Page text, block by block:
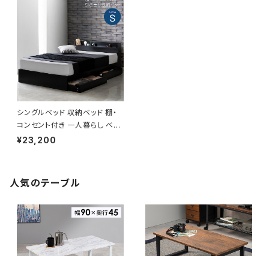
シングルベッド 収納ベッド 棚・
コンセント付き 一人暮らし ベッ
ド bed 8色展開 新生活 模様替
¥23,200
人気のテーブル